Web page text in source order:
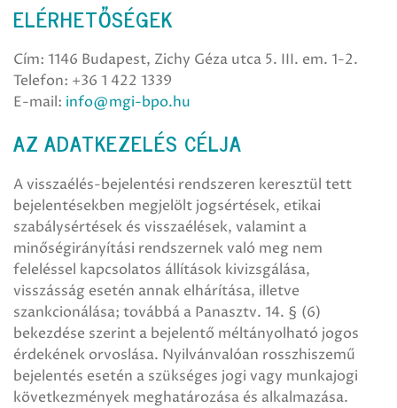
ELÉRHETŐSÉGEK
Cím: 1146 Budapest, Zichy Géza utca 5. III. em. 1-2.
Telefon: +36 1 422 1339
E-mail: info@mgi-bpo.hu
AZ ADATKEZELÉS CÉLJA
A visszaélés-bejelentési rendszeren keresztül tett
bejelentésekben megjelölt jogsértések, etikai
szabálysértések és visszaélések, valamint a
minőségirányítási rendszernek való meg nem
feleléssel kapcsolatos állítások kivizsgálása,
visszásság esetén annak elhárítása, illetve
szankcionálása; továbbá a Panasztv. 14. § (6)
bekezdése szerint a bejelentő méltányolható jogos
érdekének orvoslása. Nyilvánvalóan rosszhiszemű
bejelentés esetén a szükséges jogi vagy munkajogi
következmények meghatározása és alkalmazása.